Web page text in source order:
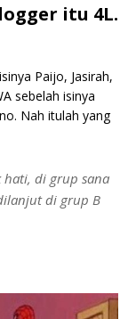
itu 4L.
Paijo, Jasirah,
sebelah isinya
Nah itulah yang
hati, di grup sana
di grup B